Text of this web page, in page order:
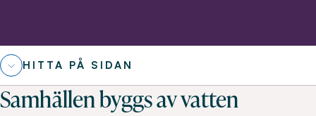
HITTA PÅ SIDAN
Samhällen byggs av vatten